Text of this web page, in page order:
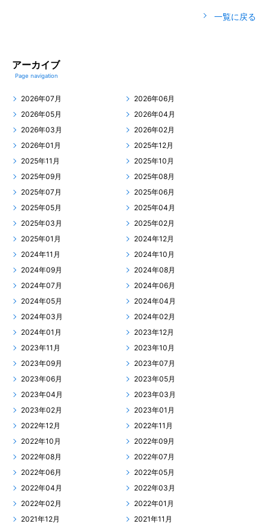
一覧に戻る
アーカイブ
Page navigation
2026年07月
2026年06月
2026年05月
2026年04月
2026年03月
2026年02月
2026年01月
2025年12月
2025年11月
2025年10月
2025年09月
2025年08月
2025年07月
2025年06月
2025年05月
2025年04月
2025年03月
2025年02月
2025年01月
2024年12月
2024年11月
2024年10月
2024年09月
2024年08月
2024年07月
2024年06月
2024年05月
2024年04月
2024年03月
2024年02月
2024年01月
2023年12月
2023年11月
2023年10月
2023年09月
2023年07月
2023年06月
2023年05月
2023年04月
2023年03月
2023年02月
2023年01月
2022年12月
2022年11月
2022年10月
2022年09月
2022年08月
2022年07月
2022年06月
2022年05月
2022年04月
2022年03月
2022年02月
2022年01月
2021年12月
2021年11月